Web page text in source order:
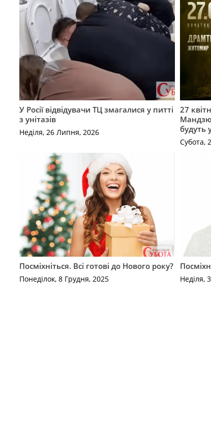
У Росії відвідувачи ТЦ змагалися у питті
з унітазів
Неділя, 26 Липня, 2026
27
будуть
Субота,
Посміхніться. Всі готові до Нового року?
Понеділок, 8 Грудня, 2025 Неділя,